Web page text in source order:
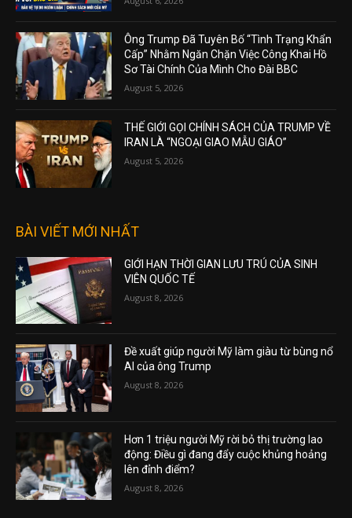
Ông Trump Đã Tuyên Bố “Tình Trạng Khẩn
Cấp” Nhằm Ngăn Chặn Việc Công Khai Hồ
Sơ Tài Chính Của Mình Cho Đài BBC
August 5, 2026
THẾ GIỚI GỌI CHÍNH SÁCH CỦA TRUMP VỀ
IRAN LÀ “NGOẠI GIAO MẪU GIÁO”
August 5, 2026
BÀI VIẾT MỚI NHẤT
GIỚI HẠN THỜI GIAN LƯU TRÚ CỦA SINH
VIÊN QUỐC TẾ
August 8, 2026
Đề xuất giúp người Mỹ làm giàu từ bùng nổ
AI của ông Trump
August 8, 2026
Hơn 1 triệu người Mỹ rời bỏ thị trường lao
động: Điều gì đang đẩy cuộc khủng hoảng
lên đỉnh điểm?
August 8, 2026